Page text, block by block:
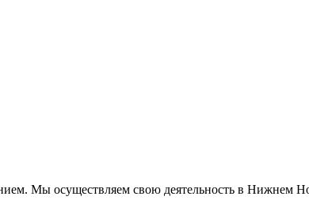
Мы осуществляем свою деятельность в Нижнем